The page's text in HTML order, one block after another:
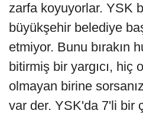
zarfa koyuyorlar. YSK
büyükşehir belediye
etmiyor. Bunu bırakın
bitirmiş bir yargıcı, hiç
olmayan birine
var der. YSK'da 7'li bir